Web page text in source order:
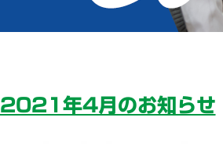
2021年4月のお知らせ